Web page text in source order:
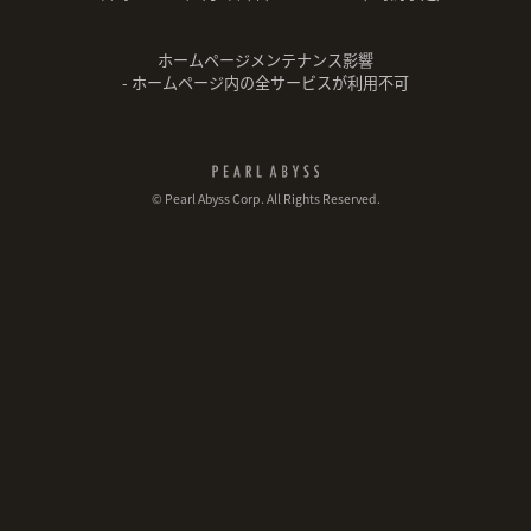
ホームページメンテナンス影響
- ホームページ内の全サービスが利用不可
© Pearl Abyss Corp. All Rights Reserved.